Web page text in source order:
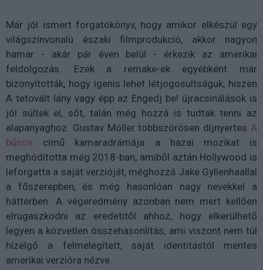
Már jól ismert forgatókönyv, hogy amikor elkészül egy
világszínvonalú északi filmprodukció, akkor nagyon
hamar - akár pár éven belül - érkezik az amerikai
feldolgozás. Ezek a remake-ek egyébként már
bizonyították, hogy igenis lehet létjogosultságuk, hiszen
A tetovált lány vagy épp az Engedj be! újracsinálások is
jól sültek el, sőt, talán még hozzá is tudtak tenni az
alapanyaghoz. Gustav Möller többszörösen díjnyertes A
bűnös című kamaradrámája a hazai mozikat is
meghódította még 2018-ban, amiből aztán Hollywood is
leforgatta a saját verzióját, méghozzá Jake Gyllenhaallal
a főszerepben, és még hasonlóan nagy nevekkel a
háttérben. A végeredmény azonban nem mert kellően
elrugaszkodni az eredetitől ahhoz, hogy elkerülhető
legyen a közvetlen összehasonlítás, ami viszont nem túl
hízelgő a felmelegített, saját identitástól mentes
amerikai verzióra nézve.